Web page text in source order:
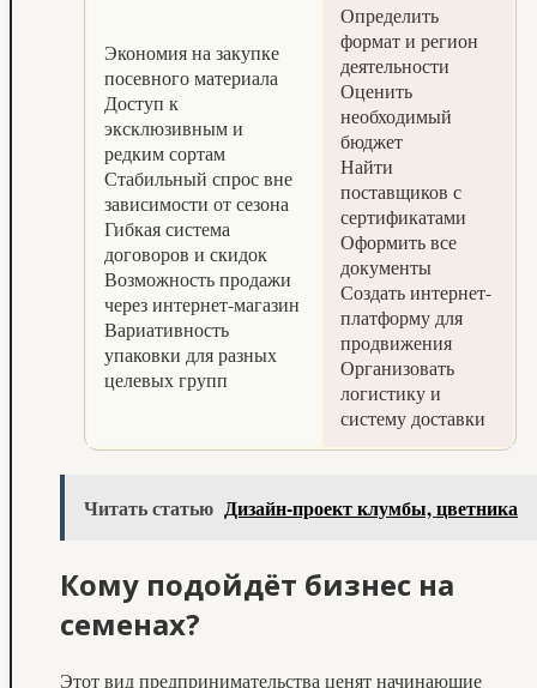
Экономия на закупке
посевного материала
Доступ к
эксклюзивным и
редким сортам
Стабильный спрос вне
зависимости от сезона
Гибкая система
договоров и скидок
Возможность продажи
через интернет-магазин
Вариативность
упаковки для разных
целевых групп
Определить
формат и регион
деятельности
Оценить
необходимый
бюджет
Найти
поставщиков с
сертификатами
Оформить все
документы
Создать интернет-
платформу для
продвижения
Организовать
логистику и
систему доставки
Читать статью Дизайн-проект клумбы, цветника
Кому подойдёт бизнес на
семенах?
Этот вид предпринимательства ценят начинающие